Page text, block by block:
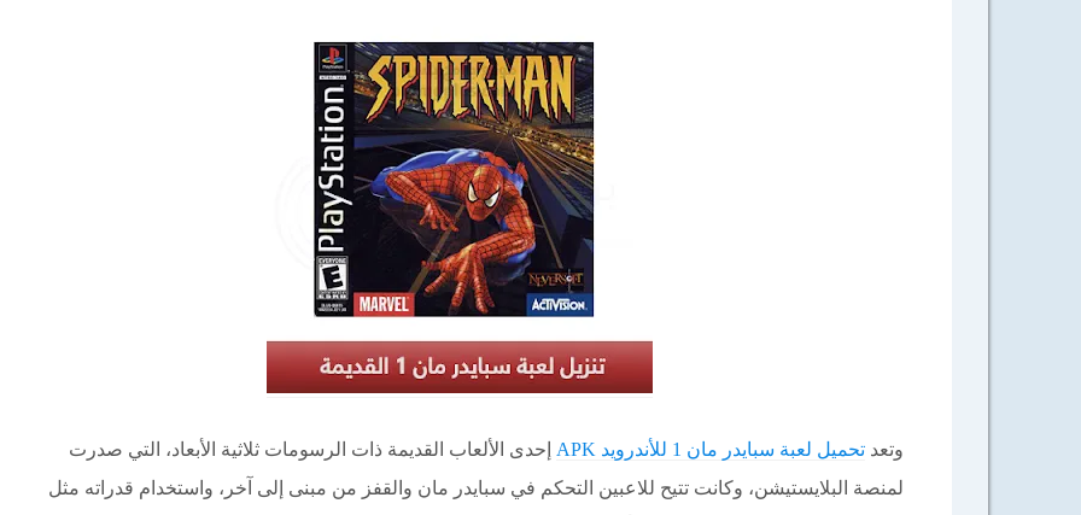
وتعد تحميل لعبة سبايدر مان 1 للأندرويد APK
إحدى الألعاب القديمة ذات الرسومات ثلاثية الأبعاد، التي صدرت
لمنصة البلايستيشن، وكانت تتيح للاعبين التحكم في سبايدر مان والقفز من مبنى إلى آخر، واستخدام قدراته مثل